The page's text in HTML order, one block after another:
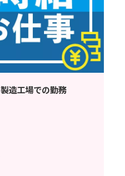
造工場での勤務